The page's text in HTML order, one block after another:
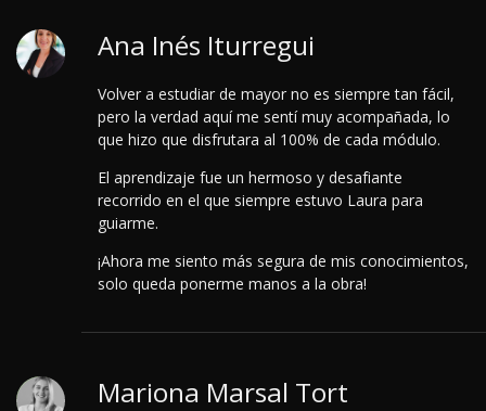
Ana Inés Iturregui
Volver a estudiar de mayor no es siempre tan fácil,
pero la verdad aquí me sentí muy acompañada, lo
que hizo que disfrutara al 100% de cada módulo.
El aprendizaje fue un hermoso y desafiante
recorrido en el que siempre estuvo Laura para
guiarme.
¡Ahora me siento más segura de mis conocimientos,
solo queda ponerme manos a la obra!
Mariona Marsal Tort